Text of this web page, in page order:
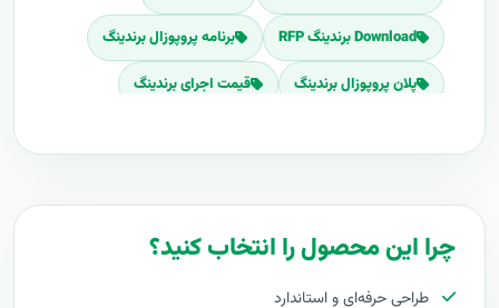
Download برندینگ RFP برنامه پروپوزال برندینگ
پلان پروپوزال برندینگ قیمت اجرای برندینگ
چرا این محصول را انتخاب کنید؟
طراحی حرفه‌ای و استاندارد